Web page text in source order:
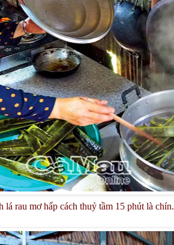
lá rau mơ hấp cách thuỷ tầm 15 phút là chín.